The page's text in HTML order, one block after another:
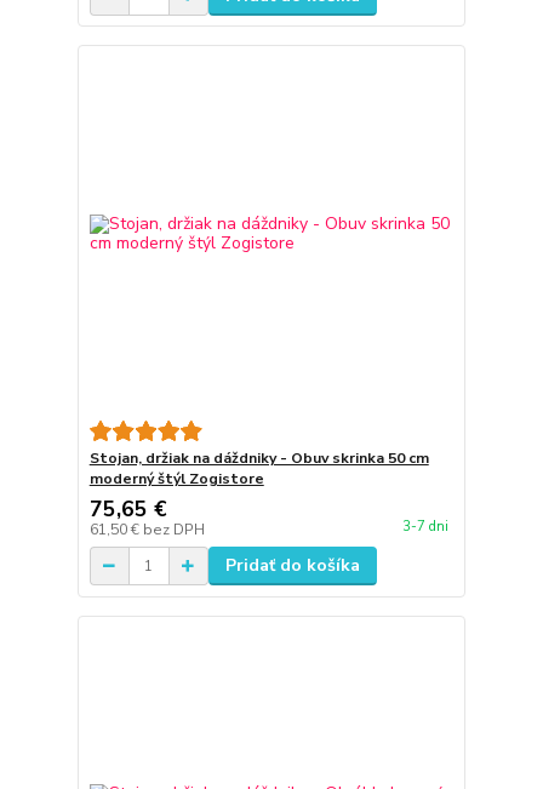
Stojan, držiak na dáždniky - Obuv skrinka 50 cm
moderný štýl Zogistore
75,65 €
61,50 € bez DPH 3-7 dni
Pridať do košíka